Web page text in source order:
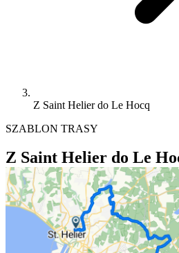
Z Saint Helier do Le Hocq
SZABLON TRASY
Z Saint Helier do Le